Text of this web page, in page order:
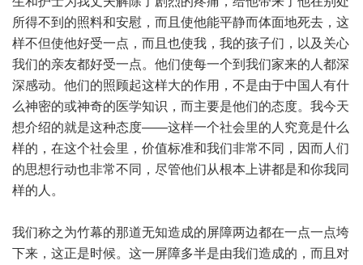
所得不到的照料和安慰，而且使他能平静而体面地死去，这
样不但使他好受一点，而且也使我，我的孩子们，以及关心
我们的亲友都好受一点。他们使每一个到我们家来的人都深
深感动。他们的照顾起这样大的作用，不是由于中国人有什
么神密的或神奇的医学知识，而主要是他们的态度。我今天
想介绍的就是这种态度——这样一个社会里的人究竟是什么
样的，在这个社会里，价值标准和我们非常不同，因而人们
的思想行动也非常不同，尽管他们从根本上讲都是和你我同
样的人。
我们称之为竹幕的那道无知造成的屏障两边都在一点一点垮
下来，这正是时候。这一屏障多半是由我们造成的，而且对